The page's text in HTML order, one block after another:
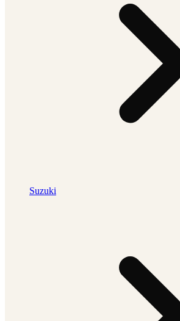
Suzuki